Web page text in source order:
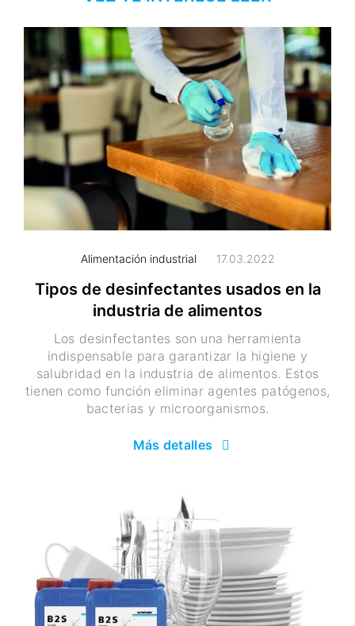
Alimentación industrial 17.03.2022
Tipos de desinfectantes usados en la
industria de alimentos
Los desinfectantes son una herramienta
indispensable para garantizar la higiene y
salubridad en la industria de alimentos. Estos
tienen como función eliminar agentes patógenos,
bacterias y microorganismos.
Más detalles